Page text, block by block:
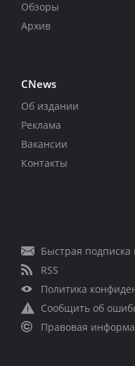
Обзоры
Архив
CNews
Об издании
Реклама
Вакансии
Контакты
Быстрая подписка
RSS
Политика
Сообщить об
Правовая